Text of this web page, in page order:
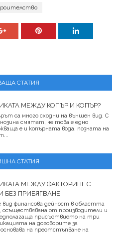
СТАТИЯ
МЕЖДУ КОПЪР И КОПЪР?
са много сходни на външен вид. С
смятат, че това е едно
е и копърната вода, позната на
СТАТИЯ
МЕЖДУ ФАКТОРИНГ С
БЕЗ ПРИБЯГВАНЕ
финансова дейност в областта
осъществявана от производители и
присъствието на три
на договорите за
на преотстъпване на